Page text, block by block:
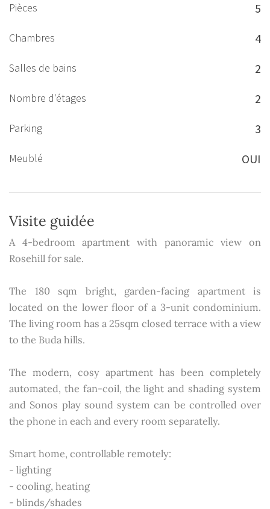
Pièces 5
Chambres 4
Salles de bains 2
Nombre d'étages 2
Parking 3
Meublé OUI
Visite guidée
A 4-bedroom apartment with panoramic view on
Rosehill for sale.
The 180 sqm bright, garden-facing apartment is
located on the lower floor of a 3-unit condominium.
The living room has a 25sqm closed terrace with a view
to the Buda hills.
The modern, cosy apartment has been completely
automated, the fan-coil, the light and shading system
and Sonos play sound system can be controlled over
the phone in each and every room separatelly.
Smart home, controllable remotely:
- lighting
- cooling, heating
- blinds/shades